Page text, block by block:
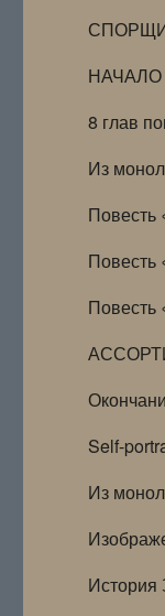
8 глав
Из
Повесть
Повесть
Self-
Из
История